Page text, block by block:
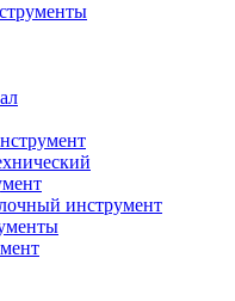
инструмент